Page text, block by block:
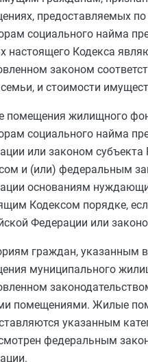
предоставляемых
социального найма
настоящего Кодекса
законом
и стоимости
жилищного
социального найма
или законом
и (или) федеральным
основаниям
Кодексом порядке,
Федерации или
граждан, указанным в
муниципального
помещениями. Жилые
указанным
федеральным